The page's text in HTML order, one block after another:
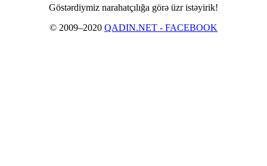
Göstərdiymiz narahatçılığa görə üzr istəyirik!
© 2009–2020 QADIN.NET - FACEBOOK